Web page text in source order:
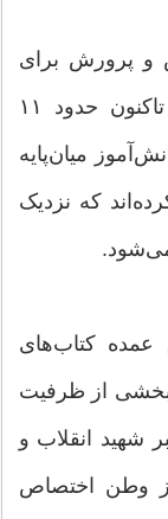
و پرورش برای
آغاز سال تحصیلی آینده، اظهار کرد: تاکنون حدود ۱۱
میلیون و ۵۰۰ هزار دانش‌آموز میان‌پایه
که نزدیک
کتاب‌های
از ظرفیت
شهید انقلاب و
از وطن اختصاص